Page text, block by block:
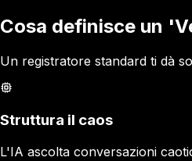
Cosa definisce un
Un registratore standard ti dà
Struttura il caos
L'IA ascolta conversazioni